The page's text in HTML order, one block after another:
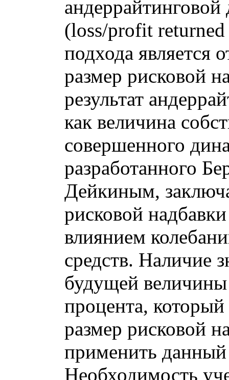
(loss/profit returned
подхода является
размер рисковой
результат
как величина
совершенного
разработанного
Дейкиным,
рисковой
влиянием
средств. Наличие
будущей величины
процента,
размер рисковой
применить
Необходимость